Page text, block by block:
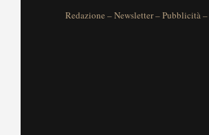
Redazione –Newsletter–Pubblicità–